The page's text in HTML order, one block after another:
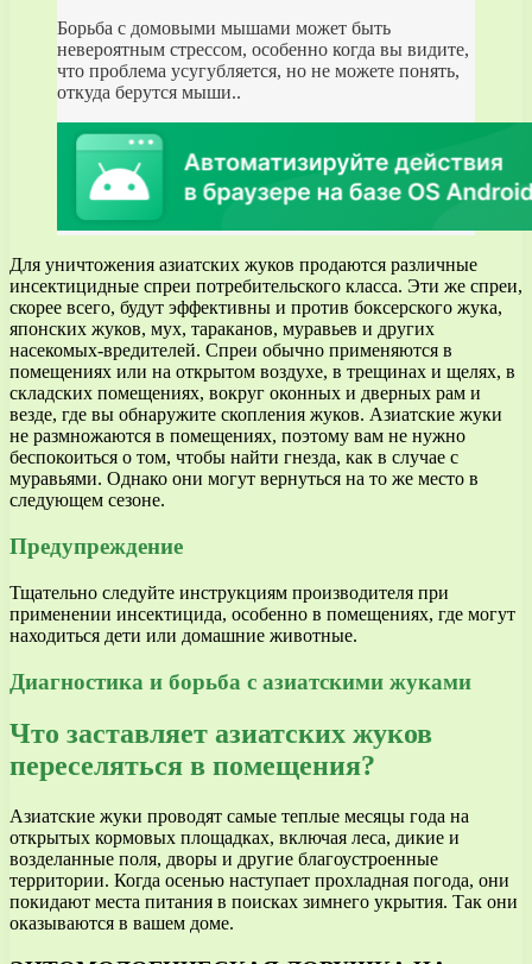
Борьба с домовыми мышами может быть
невероятным стрессом, особенно когда вы видите,
что проблема усугубляется, но не можете понять,
откуда берутся мыши..
Для уничтожения азиатских жуков продаются различные
инсектицидные спреи потребительского класса. Эти же спреи,
скорее всего, будут эффективны и против боксерского жука,
японских жуков, мух, тараканов, муравьев и других
насекомых-вредителей. Спреи обычно применяются в
помещениях или на открытом воздухе, в трещинах и щелях, в
складских помещениях, вокруг оконных и дверных рам и
везде, где вы обнаружите скопления жуков. Азиатские жуки
не размножаются в помещениях, поэтому вам не нужно
беспокоиться о том, чтобы найти гнезда, как в случае с
муравьями. Однако они могут вернуться на то же место в
следующем сезоне.
Предупреждение
Тщательно следуйте инструкциям производителя при
применении инсектицида, особенно в помещениях, где могут
находиться дети или домашние животные.
Диагностика и борьба с азиатскими жуками
Что заставляет азиатских жуков
переселяться в помещения?
Азиатские жуки проводят самые теплые месяцы года на
открытых кормовых площадках, включая леса, дикие и
возделанные поля, дворы и другие благоустроенные
территории. Когда осенью наступает прохладная погода, они
покидают места питания в поисках зимнего укрытия. Так они
оказываются в вашем доме.